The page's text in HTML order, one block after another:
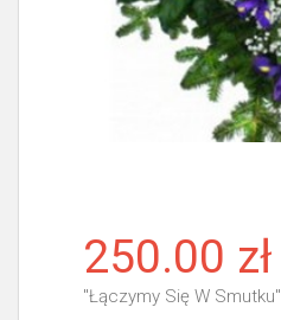
250.00 zł
"Łączymy Się W Smutku"